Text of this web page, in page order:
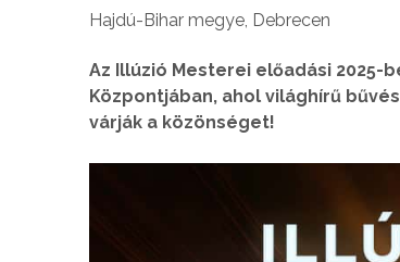
Hajdú-Bihar megye, Debrecen
Az Illúzió Mesterei előadási 2025-
Központjában, ahol világhírű
várják a közönséget!